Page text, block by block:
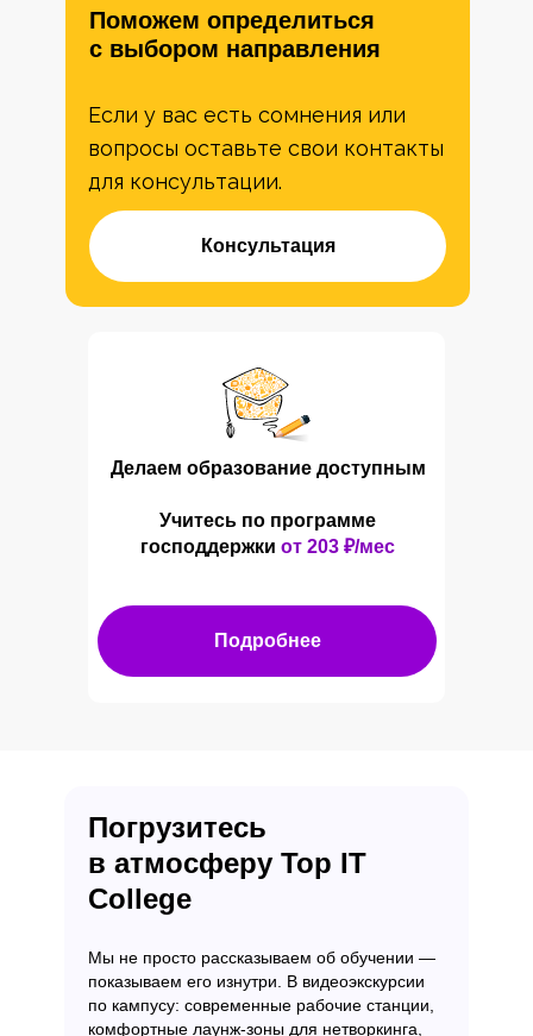
Поможем определиться
с выбором направления
Консультация
Если у вас есть сомнения или
вопросы оставьте свои контакты
для консультации.
Делаем образование доступным
Учитесь по программе
господдержки от 203 ₽/мес
Подробнее
Погрузитесь
в атмосферу Top IT
College
Мы не просто рассказываем об обучении —
показываем его изнутри. В видеоэкскурсии
по кампусу: современные рабочие станции,
комфортные лаунж-зоны для нетворкинга,